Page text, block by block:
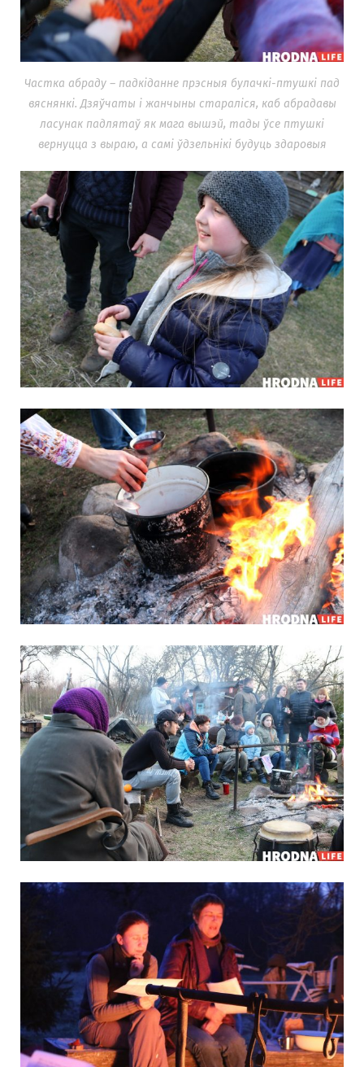
Частка абраду – падкіданне прэсныя булачкі-птушкі пад
вяснянкі. Дзяўчаты і жанчыны стараліся, каб абрадавы
ласунак падлятаў як мага вышэй, тады ўсе птушкі
вернуцца з выраю, а самі ўдзельнікі будуць здаровыя